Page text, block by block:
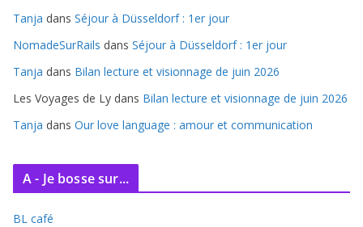
v
e
s
Tanja dans Séjour à Düsseldorf : 1er jour
NomadeSurRails dans Séjour à Düsseldorf : 1er jour
Tanja dans Bilan lecture et visionnage de juin 2026
Les Voyages de Ly dans Bilan lecture et visionnage de juin 2026
Tanja dans Our love language : amour et communication
A - Je bosse sur...
BL café